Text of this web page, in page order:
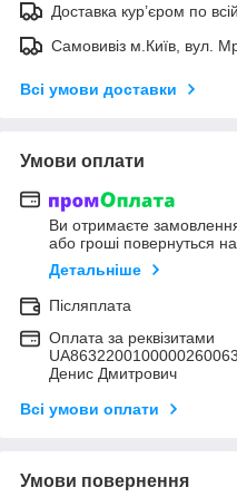
Доставка кур’єром по
Самовивіз м.Київ, вул.
Всі умови доставки
Умови оплати
Ви отримаєте
або гроші повернуться
Детальніше
Післяплата
Оплата за реквізитами
Денис Дмитрович
Всі умови оплати
Умови повернення